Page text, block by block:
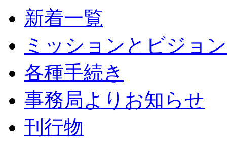
新着一覧
ミッションとビジョン
各種手続き
事務局よりお知らせ
刊行物